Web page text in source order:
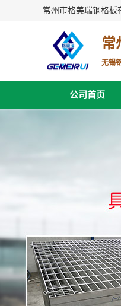
常州市格美瑞钢格板
常
无锡
公司首页